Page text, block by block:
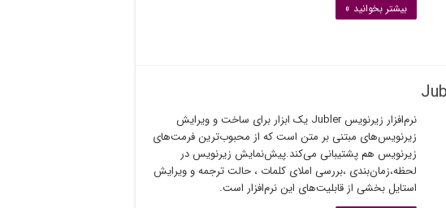
بیشتر بخوانید »
نرم‌افزار زیرنویس Jubler یک ابزار برای ساخت و ویرایش
زیرنویس‌های مبتنی بر متن است که از محبوب‌ترین فرمت‌های
زیرنویس هم پشتیبانی می‌کند.پیش‌نمایش زیرنویس در
لحظه،زمان‌بندی ،بررسی املای کلمات ، حالت ترجمه و ویرایش
استایل بخشی از قابلیت‌های این نرم‌افزار است.